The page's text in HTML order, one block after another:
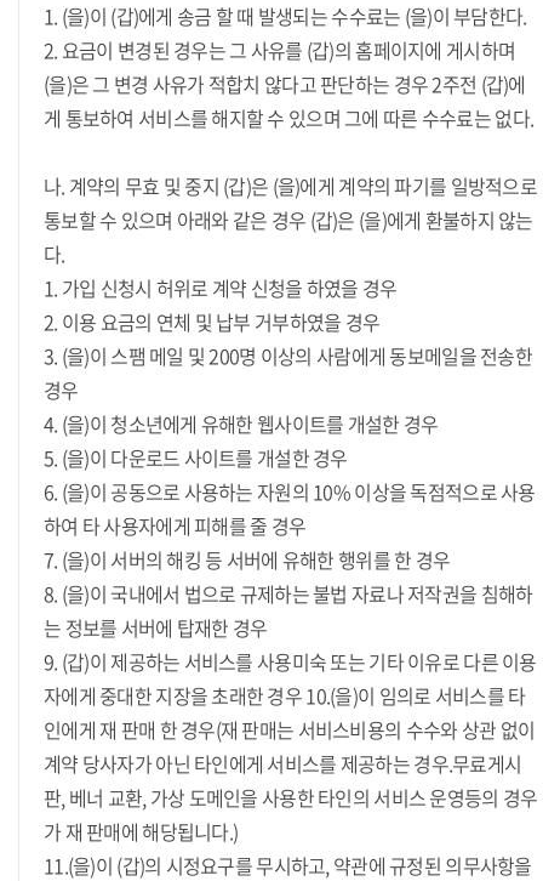
1. (을)이 (갑)에게 송금 할 때 발생되는 수수료는 (을)이 부담한다.
2. 요금이 변경된 경우는 그 사유를 (갑)의 홈페이지에 게시하며
(을)은 그 변경 사유가 적합치 않다고 판단하는 경우 2주전 (갑)에
게 통보하여 서비스를 해지할 수 있으며 그에 따른 수수료는 없다.
나. 계약의 무효 및 중지 (갑)은 (을)에게 계약의 파기를 일방적으로
통보할 수 있으며 아래와 같은 경우 (갑)은 (을)에게 환불하지 않는
다.
1. 가입 신청시 허위로 계약 신청을 하였을 경우
2. 이용 요금의 연체 및 납부 거부하였을 경우
3. (을)이 스팸 메일 및 200명 이상의 사람에게 동보메일을 전송한
경우
4. (을)이 청소년에게 유해한 웹사이트를 개설한 경우
5. (을)이 다운로드 사이트를 개설한 경우
6. (을)이 공동으로 사용하는 자원의 10% 이상을 독점적으로 사용
하여 타 사용자에게 피해를 줄 경우
7. (을)이 서버의 해킹 등 서버에 유해한 행위를 한 경우
8. (을)이 국내에서 법으로 규제하는 불법 자료나 저작권을 침해하
는 정보를 서버에 탑재한 경우
9. (갑)이 제공하는 서비스를 사용미숙 또는 기타 이유로 다른 이용
자에게 중대한 지장을 초래한 경우 10.(을)이 임의로 서비스를 타
인에게 재 판매 한 경우(재 판매는 서비스비용의 수수와 상관 없이
계약 당사자가 아닌 타인에게 서비스를 제공하는 경우.무료게시
판, 베너 교환, 가상 도메인을 사용한 타인의 서비스 운영등의 경우
가 재 판매에 해당됩니다.)
11.(을)이 (갑)의 시정요구를 무시하고, 약관에 규정된 의무사항을